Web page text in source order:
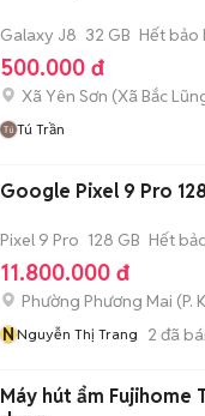
Galaxy J8 32 GB Hết bảo
500.000 đ
Xã Yên Sơn (Xã Bắc
Tú Trần
Google Pixel 9 Pro
Pixel 9 Pro 128 GB Hết
11.800.000 đ
Phường Phương Mai (P.
NNguyễn Thị Trang 2 đã
Máy hút ẩm Fujihome